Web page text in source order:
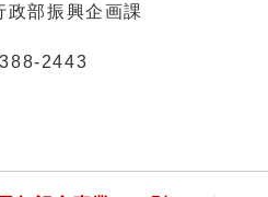
政部振興企画課
2443